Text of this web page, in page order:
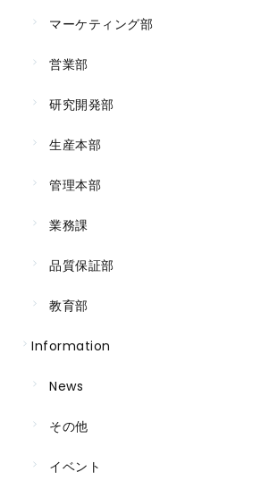
マーケティング部
営業部
研究開発部
生産本部
管理本部
業務課
品質保証部
教育部
Information
News
その他
イベント